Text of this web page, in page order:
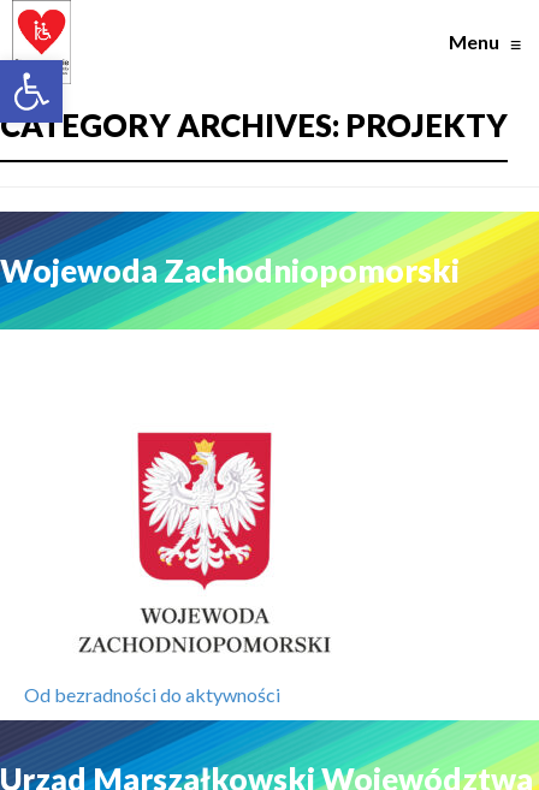
Otwórz pasek narzędzi
Menu ≡
CATEGORY ARCHIVES: PROJEKTY
Wojewoda Zachodniopomorski
Od bezradności do aktywności
Urząd Marszałkowski Województwa